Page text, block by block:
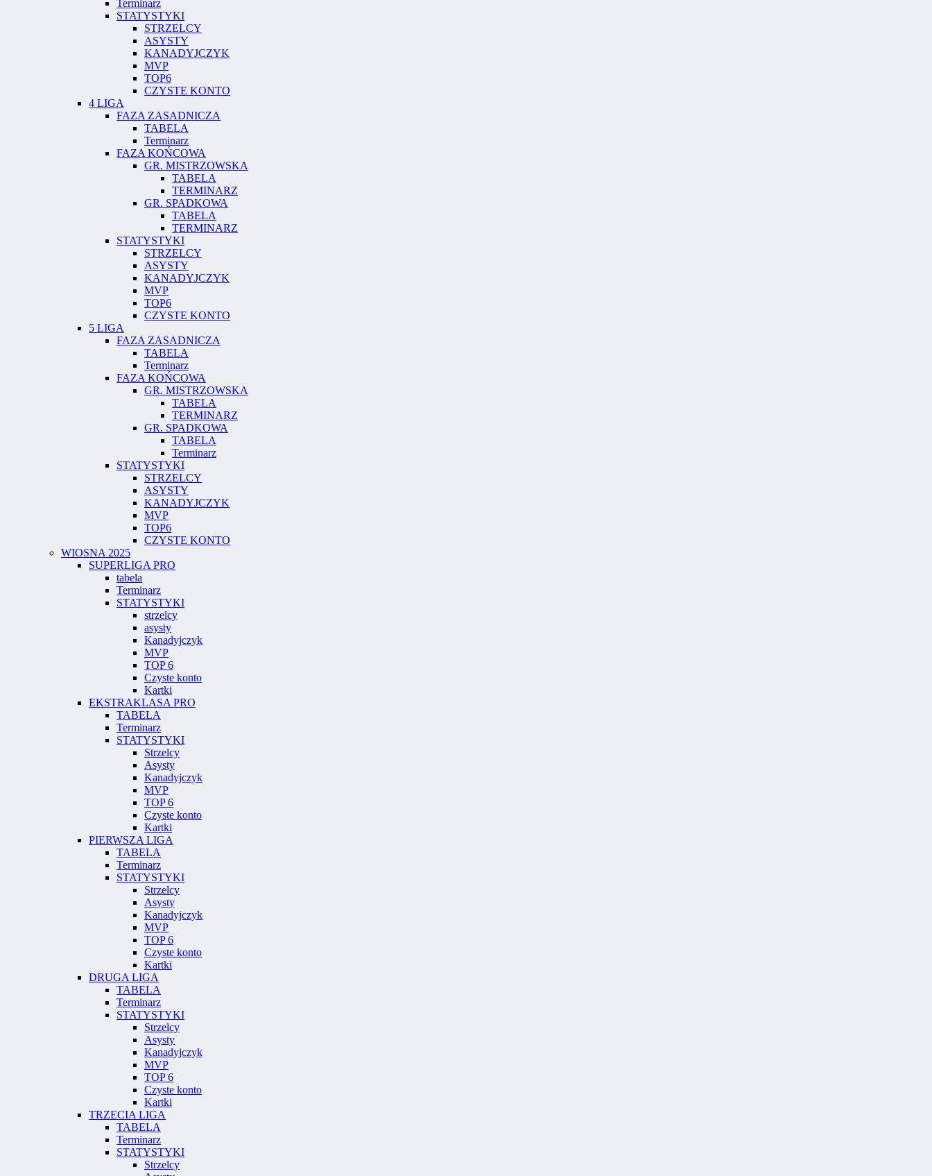
Terminarz
STATYSTYKI
STRZELCY
ASYSTY
KANADYJCZYK
MVP
TOP6
CZYSTE KONTO
4 LIGA
FAZA ZASADNICZA
TABELA
Terminarz
FAZA KOŃCOWA
GR. MISTRZOWSKA
TABELA
TERMINARZ
GR. SPADKOWA
TABELA
TERMINARZ
STATYSTYKI
STRZELCY
ASYSTY
KANADYJCZYK
MVP
TOP6
CZYSTE KONTO
5 LIGA
FAZA ZASADNICZA
TABELA
Terminarz
FAZA KOŃCOWA
GR. MISTRZOWSKA
TABELA
TERMINARZ
GR. SPADKOWA
TABELA
Terminarz
STATYSTYKI
STRZELCY
ASYSTY
KANADYJCZYK
MVP
TOP6
CZYSTE KONTO
WIOSNA 2025
SUPERLIGA PRO
tabela
Terminarz
STATYSTYKI
strzelcy
asysty
Kanadyjczyk
MVP
TOP 6
Czyste konto
Kartki
EKSTRAKLASA PRO
TABELA
Terminarz
STATYSTYKI
Strzelcy
Asysty
Kanadyjczyk
MVP
TOP 6
Czyste konto
Kartki
PIERWSZA LIGA
TABELA
Terminarz
STATYSTYKI
Strzelcy
Asysty
Kanadyjczyk
MVP
TOP 6
Czyste konto
Kartki
DRUGA LIGA
TABELA
Terminarz
STATYSTYKI
Strzelcy
Asysty
Kanadyjczyk
MVP
TOP 6
Czyste konto
Kartki
TRZECIA LIGA
TABELA
Terminarz
STATYSTYKI
Strzelcy